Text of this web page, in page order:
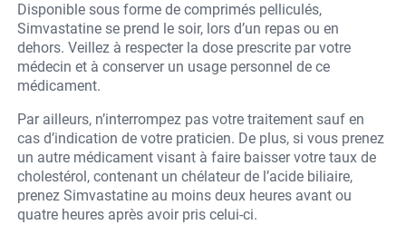
Disponible sous forme de comprimés pelliculés,
Simvastatine se prend le soir, lors d’un repas ou en
dehors. Veillez à respecter la dose prescrite par votre
médecin et à conserver un usage personnel de ce
médicament.
Par ailleurs, n’interrompez pas votre traitement sauf en
cas d’indication de votre praticien. De plus, si vous prenez
un autre médicament visant à faire baisser votre taux de
cholestérol, contenant un chélateur de l’acide biliaire,
prenez Simvastatine au moins deux heures avant ou
quatre heures après avoir pris celui-ci.